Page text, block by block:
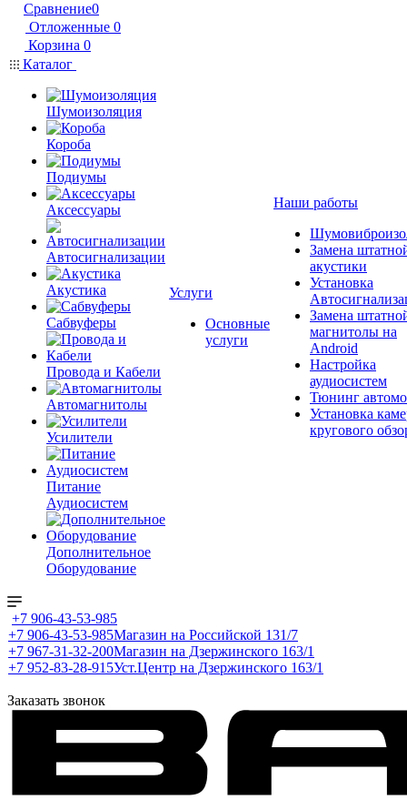
Сравнение0
Отложенные 0
Корзина 0
Каталог
Шумоизоляция
Короба
Подиумы
Аксессуары
Автосигнализации
Акустика
Сабвуферы
Провода и Кабели
Автомагнитолы
Усилители
Питание
Аудиосистем
Дополнительное
Оборудование
Услуги
Основные
услуги
Наши работы
Замена
акустики
Установка
Замена
магнитолы на
Android
Настройка
аудиосистем
Тюнинг
Установка
кругового
+7 906-43-53-985
+7 906-43-53-985Магазин на Российской 131/7
+7 967-31-32-200Магазин на Дзержинского 163/1
+7 952-83-28-915Уст.Центр на Дзержинского 163/1
Заказать звонок